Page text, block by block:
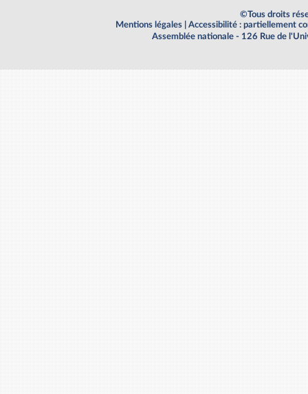
©Tous droits
Mentions légales
Accessibilité : partiellement
Assemblée nationale - 126 Rue de